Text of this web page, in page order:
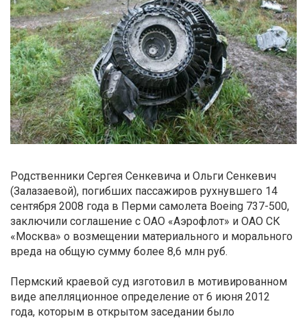
Родственники Сергея Сенкевича и Ольги Сенкевич
(Залазаевой), погибших пассажиров рухнувшего 14
сентября 2008 года в Перми самолета Boeing 737-500,
заключили соглашение с ОАО «Аэрофлот» и ОАО СК
«Москва» о возмещении материального и морального
вреда на общую сумму более 8,6 млн руб.
Пермский краевой суд изготовил в мотивированном
виде апелляционное определение от 6 июня 2012
года, которым в открытом заседании было